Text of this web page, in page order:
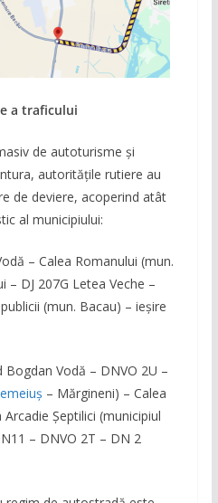
a traficului
de autoturisme și
autoritățile rutiere au
de deviere, acoperind atât
al municipiului:
– Calea Romanului (mun.
– DJ 207G Letea Veche –
(mun. Bacau) – ieșire
Vodă – DNVO 2U –
– Mărgineni) – Calea
Șeptilici (municipiul
– DNVO 2T – DN 2